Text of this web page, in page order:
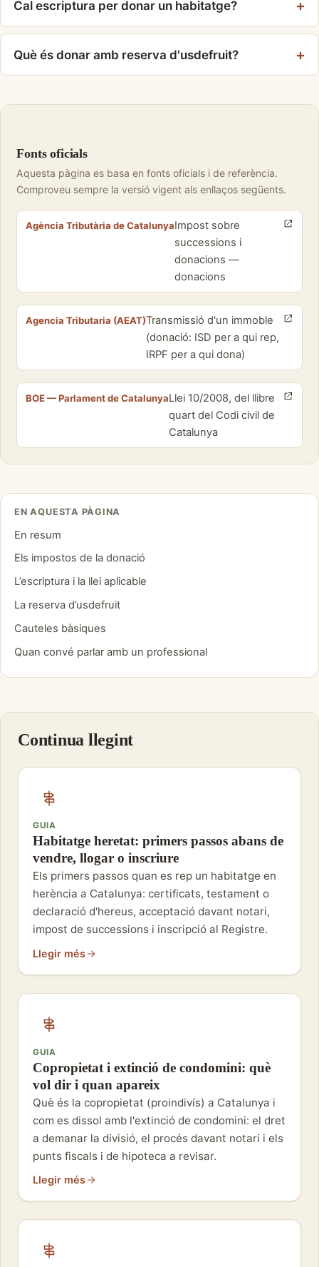
Cal escriptura per donar un habitatge?
Què és donar amb reserva d'usdefruit?
Fonts oficials
Aquesta pàgina es basa en fonts oficials i de referència.
Comproveu sempre la versió vigent als enllaços següents.
Agència Tributària de CatalunyaImpost sobre
successions i
donacions —
donacions
Agencia Tributaria (AEAT)Transmissió d'un immoble
(donació: ISD per a qui rep,
IRPF per a qui dona)
BOE — Parlament de CatalunyaLlei 10/2008, del llibre
quart del Codi civil de
Catalunya
EN AQUESTA PÀGINA
En resum
Els impostos de la donació
L’escriptura i la llei aplicable
La reserva d’usdefruit
Cauteles bàsiques
Quan convé parlar amb un professional
Continua llegint
GUIA
Habitatge heretat: primers passos abans de
vendre, llogar o inscriure
Els primers passos quan es rep un habitatge en
herència a Catalunya: certificats, testament o
declaració d'hereus, acceptació davant notari,
impost de successions i inscripció al Registre.
Llegir més
GUIA
Copropietat i extinció de condomini: què
vol dir i quan apareix
Què és la copropietat (proindivís) a Catalunya i
com es dissol amb l'extinció de condomini: el dret
a demanar la divisió, el procés davant notari i els
punts fiscals i de hipoteca a revisar.
Llegir més